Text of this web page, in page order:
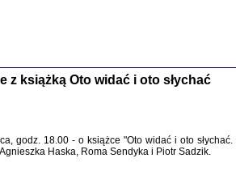
z książką Oto widać i oto słychać
godz. 18.00 - o książce "Oto widać i oto słychać.
Haska, Roma Sendyka i Piotr Sadzik.